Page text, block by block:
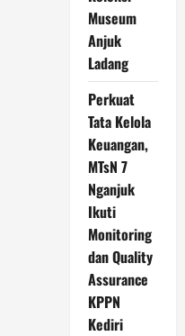
Museum
Anjuk
Ladang
Perkuat
Tata Kelola
Keuangan,
MTsN 7
Nganjuk
Ikuti
Monitoring
dan Quality
Assurance
KPPN
Kediri